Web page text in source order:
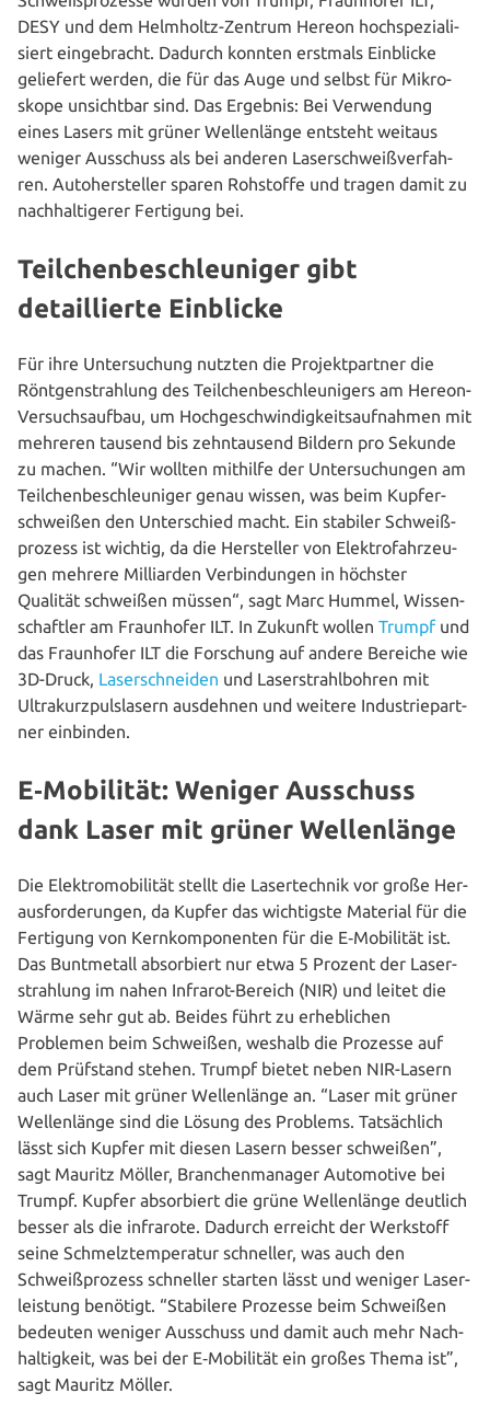
DESY und dem Helmholtz-Zentrum Hereon hoch­spe­zia­li­
siert ein­ge­bracht. Dadurch konnten erstmals Einblicke
geliefert werden, die für das Auge und selbst für Mikro­
sko­pe unsicht­bar sind. Das Ergebnis: Bei Ver­wen­dung
eines Lasers mit grüner Wel­len­län­ge entsteht weitaus
weniger Ausschuss als bei anderen Laser­schweiß­ver­fah­
ren. Auto­her­stel­ler sparen Rohstoffe und tragen damit zu
nach­hal­ti­ge­rer Fertigung bei.
Teilchenbeschleuniger gibt
detaillierte Einblicke
Für ihre Unter­su­chung nutzten die Pro­jekt­part­ner die
Rönt­gen­strah­lung des Teil­chen­be­schleu­ni­gers am Hereon-
Ver­suchs­auf­bau, um Hoch­ge­schwin­dig­keits­auf­nah­men mit
mehreren tausend bis zehn­tau­send Bildern pro Sekunde
zu machen. “Wir wollten mithilfe der Unter­su­chun­gen am
Teil­chen­be­schleu­ni­ger genau wissen, was beim Kup­fer­
schwei­ßen den Unter­schied macht. Ein stabiler Schweiß­
pro­zess ist wichtig, da die Her­stel­ler von Elek­tro­fahr­zeu­
gen mehrere Mil­li­ar­den Ver­bin­dun­gen in höchster
Qualität schweißen müssen“, sagt Marc Hummel, Wis­sen­
schaft­ler am Fraun­ho­fer ILT. In Zukunft wollen Trumpfund
das Fraun­ho­fer ILT die Forschung auf andere Bereiche wie
3D-Druck, Laser­schnei­den und Laser­strahl­boh­ren mit
Ultra­kurz­puls­la­sern ausdehnen und weitere Indus­trie­part­
ner einbinden.
E‑Mobilität: Weniger Ausschuss
dank Laser mit grüner Wellenlänge
Die Elek­tro­mo­bi­li­tät stellt die Laser­tech­nik vor große Her­
aus­for­de­run­gen, da Kupfer das wich­tigs­te Material für die
Fertigung von Kern­kom­po­nen­ten für die E‑Mobilität ist.
Das Bunt­me­tall absor­biert nur etwa 5 Prozent der Laser­
strah­lung im nahen Infrarot-Bereich (NIR) und leitet die
Wärme sehr gut ab. Beides führt zu erheb­li­chen
Problemen beim Schweißen, weshalb die Prozesse auf
dem Prüfstand stehen. Trumpf bietet neben NIR-Lasern
auch Laser mit grüner Wel­len­län­ge an. “Laser mit grüner
Wel­len­län­ge sind die Lösung des Problems. Tat­säch­lich
lässt sich Kupfer mit diesen Lasern besser schweißen”,
sagt Mauritz Möller, Bran­chen­ma­na­ger Auto­mo­ti­ve bei
Trumpf. Kupfer absor­biert die grüne Wel­len­län­ge deutlich
besser als die infrarote. Dadurch erreicht der Werkstoff
seine Schmelz­tem­pe­ra­tur schneller, was auch den
Schweiß­pro­zess schneller starten lässt und weniger Laser­
leis­tung benötigt. “Stabilere Prozesse beim Schweißen
bedeuten weniger Ausschuss und damit auch mehr Nach­
hal­tig­keit, was bei der E‑Mobilität ein großes Thema ist”,
sagt Mauritz Möller.